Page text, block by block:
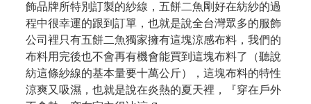
飾品牌所特別訂製的紗線，五餅二魚剛好在紡紗的過
程中很幸運的跟到訂單，也就是說全台灣眾多的服飾
公司裡只有五餅二魚獨家擁有這塊涼感布料，我們的
布料用完後也不會再有機會能買到這塊布料了（聽說
紡這條紗線的基本量要十萬公斤），這塊布料的特性
涼爽又吸濕，也就是說在炎熱的夏天裡，『穿在戶外